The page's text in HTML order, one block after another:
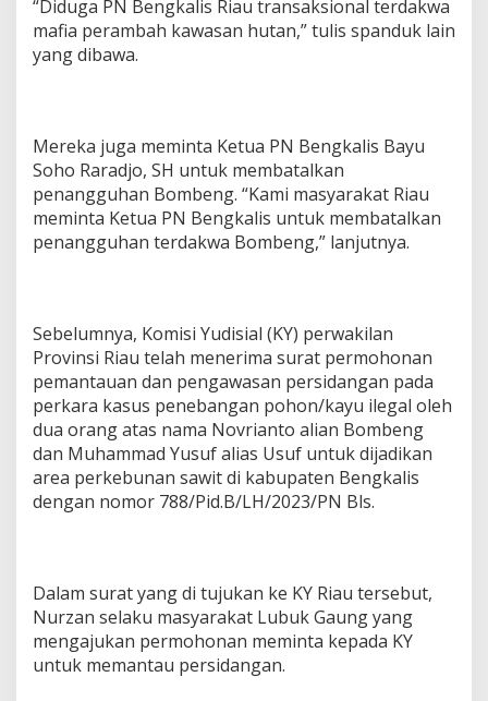
“Diduga PN Bengkalis Riau transaksional terdakwa
mafia perambah kawasan hutan,” tulis spanduk lain
yang dibawa.
Mereka juga meminta Ketua PN Bengkalis Bayu
Soho Raradjo, SH untuk membatalkan
penangguhan Bombeng. “Kami masyarakat Riau
meminta Ketua PN Bengkalis untuk membatalkan
penangguhan terdakwa Bombeng,” lanjutnya.
Sebelumnya, Komisi Yudisial (KY) perwakilan
Provinsi Riau telah menerima surat permohonan
pemantauan dan pengawasan persidangan pada
perkara kasus penebangan pohon/kayu ilegal oleh
dua orang atas nama Novrianto alian Bombeng
dan Muhammad Yusuf alias Usuf untuk dijadikan
area perkebunan sawit di kabupaten Bengkalis
dengan nomor 788/Pid.B/LH/2023/PN Bls.
Dalam surat yang di tujukan ke KY Riau tersebut,
Nurzan selaku masyarakat Lubuk Gaung yang
mengajukan permohonan meminta kepada KY
untuk memantau persidangan.